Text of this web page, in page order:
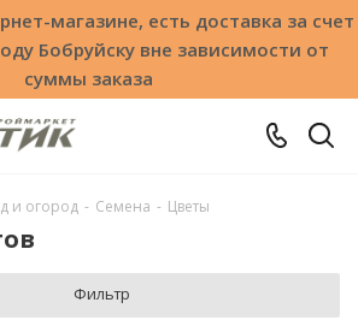
магазине, есть доставка за счет
Бобруйску вне зависимости от
суммы заказа
и огород - Семена - Цветы
Фильтр